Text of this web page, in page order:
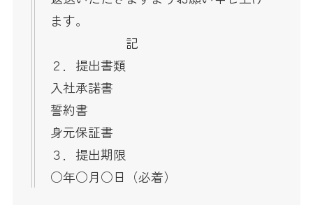
ます。
記
２．提出書類
入社承諾書
誓約書
身元保証書
３．提出期限
○年○月○日（必着）